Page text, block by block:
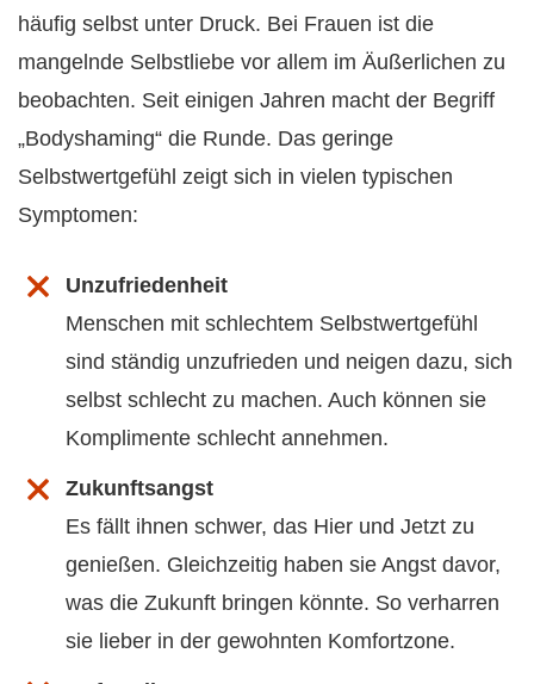
häufig selbst unter Druck. Bei Frauen ist die
mangelnde Selbstliebe vor allem im Äußerlichen zu
beobachten. Seit einigen Jahren macht der Begriff
„Bodyshaming“ die Runde. Das geringe
Selbstwertgefühl zeigt sich in vielen typischen
Symptomen:
Unzufriedenheit
Menschen mit schlechtem Selbstwertgefühl
sind ständig unzufrieden und neigen dazu, sich
selbst schlecht zu machen. Auch können sie
Komplimente schlecht annehmen.
Zukunftsangst
Es fällt ihnen schwer, das Hier und Jetzt zu
genießen. Gleichzeitig haben sie Angst davor,
was die Zukunft bringen könnte. So verharren
sie lieber in der gewohnten Komfortzone.